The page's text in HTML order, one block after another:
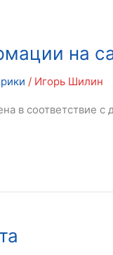
на
/ Игорь Шилин
в соответствие